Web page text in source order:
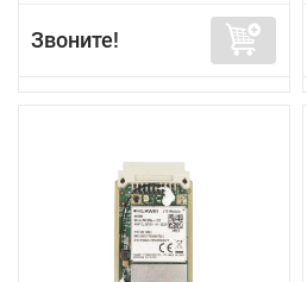
Звоните!